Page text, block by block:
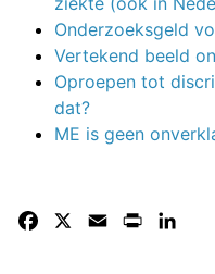
Onderzoeksgeld
Vertekend beeld
Oproepen tot
dat?
ME is geen
Facebook Email Print